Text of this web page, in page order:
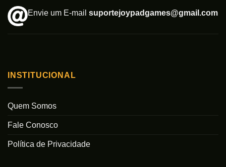
Envie um E-mail suportejoypadgames@gmail.com
INSTITUCIONAL
Quem Somos
Fale Conosco
Política de Privacidade